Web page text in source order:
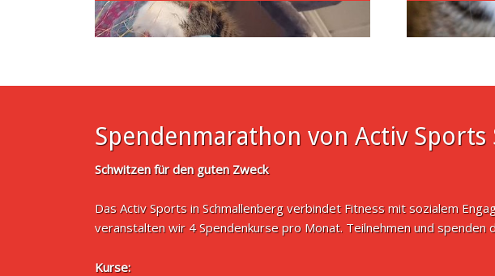
Spendenmarathon von Activ Sports
Schwitzen für den guten Zweck
Das Activ Sports in Schmallenberg verbindet Fitness mit sozialem
veranstalten wir 4 Spendenkurse pro Monat. Teilnehmen und spenden
Kurse: